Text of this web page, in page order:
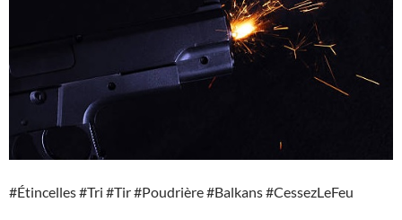
#Étincelles #Tri #Tir #Poudrière #Balkans #CessezLeFeu